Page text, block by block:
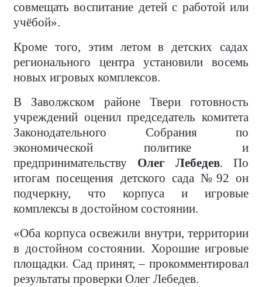
совмещать воспитание детей с работой или
учёбой».
Кроме того, этим летом в детских садах
регионального центра установили восемь
новых игровых комплексов.
В Заволжском районе Твери готовность
учреждений оценил председатель комитета
Законодательного Собрания по
экономической политике и
предпринимательству Олег Лебедев. По
итогам посещения детского сада №92 он
подчеркну, что корпуса и игровые
комплексы в достойном состоянии.
«Оба корпуса освежили внутри, территории
в достойном состоянии. Хорошие игровые
площадки. Сад принят, – прокомментировал
результаты проверки Олег Лебедев.